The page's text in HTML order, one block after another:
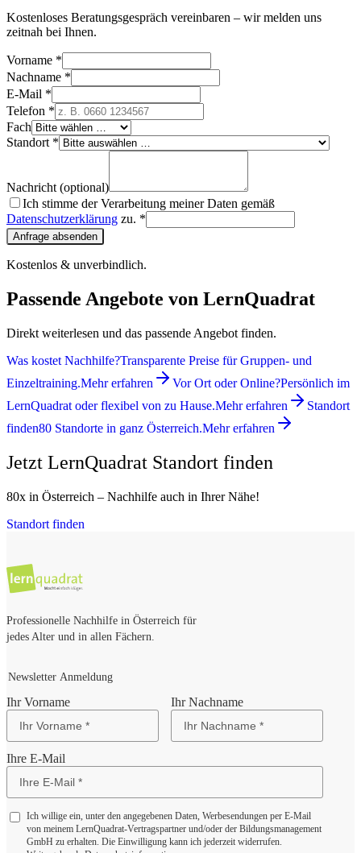
Kostenloses Beratungsgespräch vereinbaren – wir melden uns
zeitnah bei Ihnen.
Vorname *
Nachname *
E-Mail *
Telefon *
Fach
Standort *
Nachricht (optional)
Ich stimme der Verarbeitung meiner Daten gemäß
Datenschutzerklärung zu. *
Anfrage absenden
Kostenlos & unverbindlich.
Passende Angebote von LernQuadrat
Direkt weiterlesen und das passende Angebot finden.
Was kostet Nachhilfe?Transparente Preise für Gruppen- und
Einzeltraining.Mehr erfahren Vor Ort oder Online?Persönlich im
LernQuadrat oder flexibel von zu Hause.Mehr erfahren
Standort
finden80 Standorte in ganz Österreich.Mehr erfahren
Jetzt LernQuadrat Standort finden
80x in Österreich – Nachhilfe auch in Ihrer Nähe!
Standort finden
Professionelle Nachhilfe in Österreich für
jedes Alter und in allen Fächern.
Newsletter Anmeldung
Ihr Vorname Ihr Nachname
Ihre E-Mail
Ich willige ein, unter den angegebenen Daten, Werbesendungen per E-Mail
von meinem LernQuadrat-Vertragspartner und/oder der Bildungsmanagement
GmbH zu erhalten. Die Einwilligung kann ich jederzeit widerrufen.